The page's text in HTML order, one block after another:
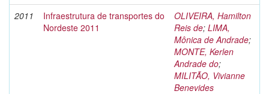
2011
Infraestrutura de transportes do
Nordeste 2011
OLIVEIRA, Hamilton
Reis de; LIMA,
Mônica de Andrade;
MONTE, Kerlen
Andrade do;
MILITÃO, Vivianne
Benevides